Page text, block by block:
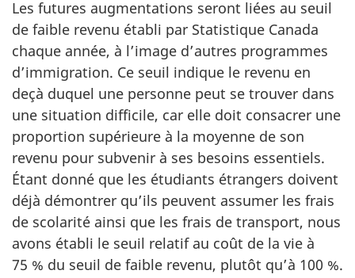
Les futures augmentations seront liées au seuil
de faible revenu établi par Statistique Canada
chaque année, à l’image d’autres programmes
d’immigration. Ce seuil indique le revenu en
deçà duquel une personne peut se trouver dans
une situation difficile, car elle doit consacrer une
proportion supérieure à la moyenne de son
revenu pour subvenir à ses besoins essentiels.
Étant donné que les étudiants étrangers doivent
déjà démontrer qu’ils peuvent assumer les frais
de scolarité ainsi que les frais de transport, nous
avons établi le seuil relatif au coût de la vie à
75 % du seuil de faible revenu, plutôt qu’à 100 %.